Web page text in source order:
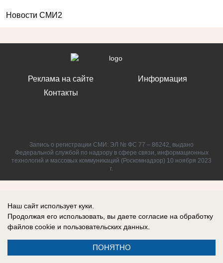
Новости СМИ2
Реклама на сайте
Контакты
Информация
Запись о регистрации СМИ: ЭЛ № ФС 77 – 86242, выдано
Федеральной службой по надзору в сфере связи, информационных
технологий и массовых коммуникаций (Роскомнадзор) 10 ноября 2023
г.
Наш сайт использует куки.
Продолжая его использовать, вы даете согласие на обработку
файлов cookie и пользовательских данных.
ПОНЯТНО